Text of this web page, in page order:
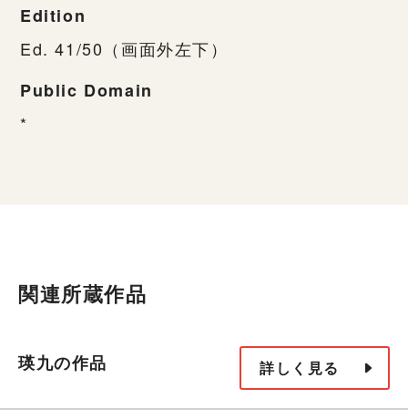
Edition
Ed. 41/50（画面外左下）
Public Domain
*
関連所蔵作品
瑛九の作品 詳しく見る